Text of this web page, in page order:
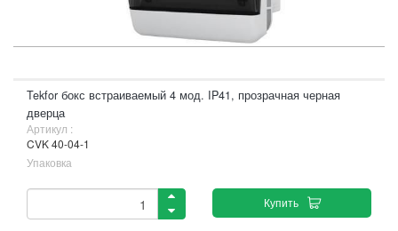
Tekfor бокс встраиваемый 4 мод. IP41, прозрачная черная
дверца
Артикул :
CVK 40-04-1
Упаковка
Купить